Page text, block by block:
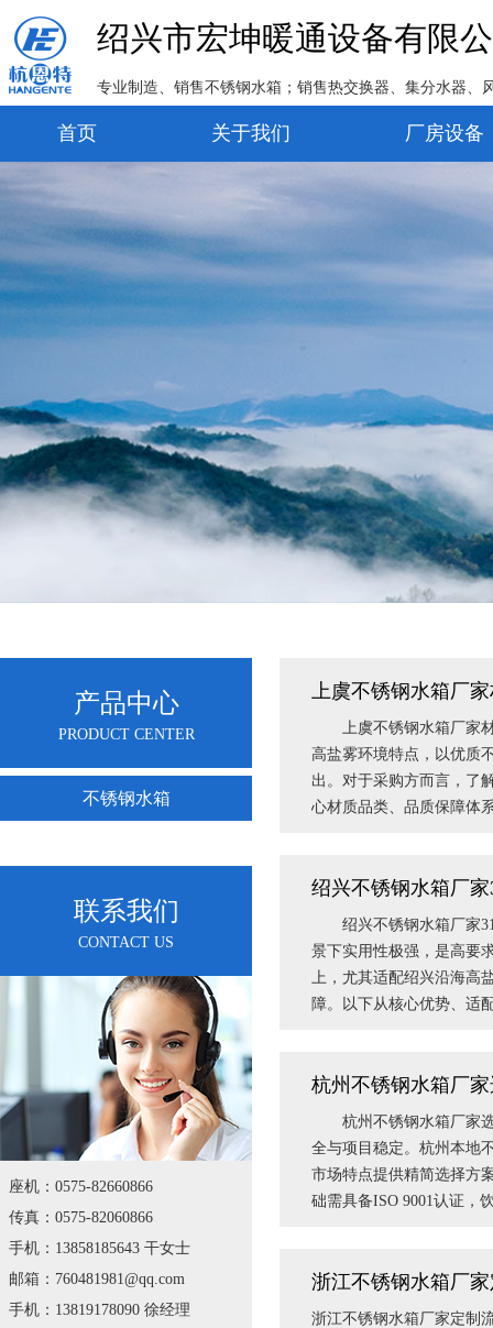
绍兴市宏坤暖通设备有限
专业制造、销售不锈钢水箱；销售热交换器、集分水器、
首页 关于我们 厂房设备
产品中心
PRODUCT CENTER
不锈钢水箱
联系我们
CONTACT US
座机：0575-82660866
传真：0575-82060866
手机：13858185643 干女士
邮箱：760481981@qq.com
手机：13819178090 徐经理
上虞不锈钢水箱厂
上虞不锈钢水箱厂家材
高盐雾环境特点，以优质
出。对于采购方而言，了
心材质品类、品质保障
绍兴不锈钢水箱厂
绍兴不锈钢水箱厂家
景下实用性极强，是高要
上，尤其适配绍兴沿海高
障。以下从核心优势、
杭州不锈钢水箱厂
杭州不锈钢水箱厂家选
全与项目稳定。杭州本地
市场特点提供精简选择
础需具备ISO 9001认证，
浙江不锈钢水箱厂
浙江不锈钢水箱厂家定